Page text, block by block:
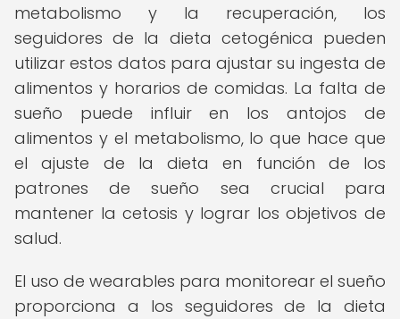
metabolismo y la recuperación, los
seguidores de la dieta cetogénica pueden
utilizar estos datos para ajustar su ingesta de
alimentos y horarios de comidas. La falta de
sueño puede influir en los antojos de
alimentos y el metabolismo, lo que hace que
el ajuste de la dieta en función de los
patrones de sueño sea crucial para
mantener la cetosis y lograr los objetivos de
salud.
El uso de wearables para monitorear el sueño
proporciona a los seguidores de la dieta